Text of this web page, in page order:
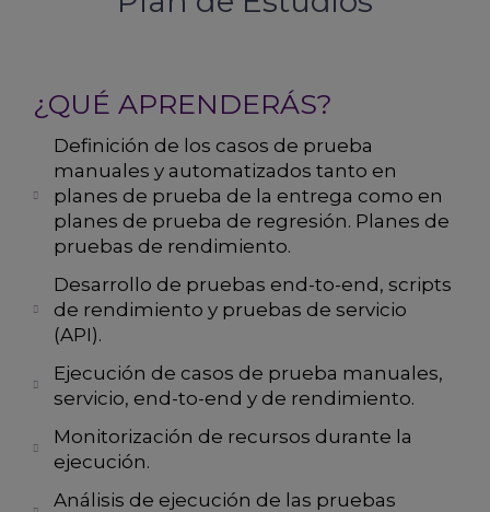
¿QUÉ APRENDERÁS?
Definición de los casos de prueba
manuales y automatizados tanto en
planes de prueba de la entrega como en
planes de prueba de regresión. Planes de
pruebas de rendimiento.
Desarrollo de pruebas end-to-end, scripts
de rendimiento y pruebas de servicio
(API).
Ejecución de casos de prueba manuales,
servicio, end-to-end y de rendimiento.
Monitorización de recursos durante la
ejecución.
Análisis de ejecución de las pruebas